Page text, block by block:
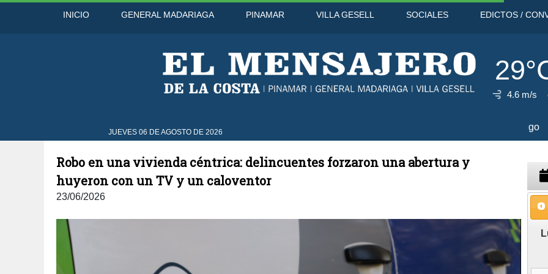
INICIO GENERAL MADARIAGA PINAMAR VILLA GESELL SOCIALES EDICTOS /
4.6 m/s
JUEVES 06 DE AGOSTO DE 2026
8 Ago 30°C
Robo en una vivienda céntrica: delincuentes forzaron una abertura y
huyeron con un TV y un caloventor
23/06/2026